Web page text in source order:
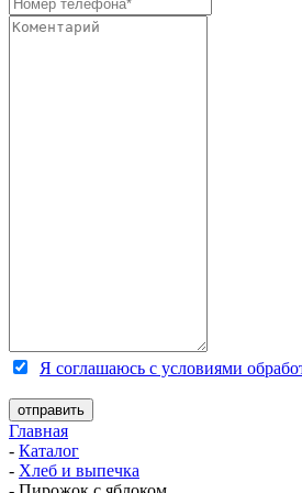
Я соглашаюсь с условиями
Главная
- Каталог
- Хлеб и выпечка